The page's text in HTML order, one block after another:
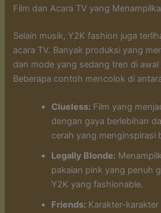
Film dan Acara TV yang
Selain musik, Y2K fashion juga
acara TV. Banyak produksi yang
dan mode yang sedang tren di
Beberapa contoh mencolok di
Clueless: Film yang
dengan gaya berlebihan
cerah yang menginspirasi
Legally Blonde:
pakaian pink yang penuh
Y2K yang fashionable.
Friends: Karakter-